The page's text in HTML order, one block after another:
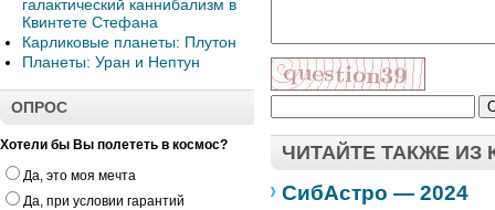
галактический каннибализм в
Квинтете Стефана
Карликовые планеты: Плутон
Планеты: Уран и Нептун
ОПРОС
Хотели бы Вы полететь в космос?
Да, это моя мечта
Да, при условии гарантий
ЧИТАЙТЕ ТАКЖЕ ИЗ
СибАстро — 2024